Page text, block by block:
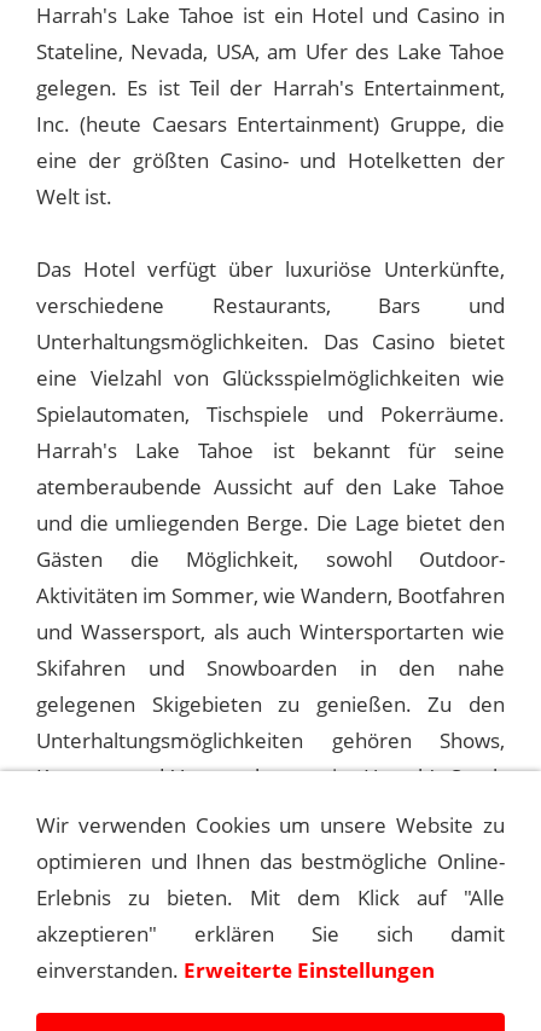
Harrah's Lake Tahoe ist ein Hotel und Casino in
Stateline, Nevada, USA, am Ufer des Lake Tahoe
gelegen. Es ist Teil der Harrah's Entertainment,
Inc. (heute Caesars Entertainment) Gruppe, die
eine der größten Casino- und Hotelketten der
Welt ist.
Das Hotel verfügt über luxuriöse Unterkünfte,
verschiedene Restaurants, Bars und
Unterhaltungsmöglichkeiten. Das Casino bietet
eine Vielzahl von Glücksspielmöglichkeiten wie
Spielautomaten, Tischspiele und Pokerräume.
Harrah's Lake Tahoe ist bekannt für seine
atemberaubende Aussicht auf den Lake Tahoe
und die umliegenden Berge. Die Lage bietet den
Gästen die Möglichkeit, sowohl Outdoor-
Aktivitäten im Sommer, wie Wandern, Bootfahren
und Wassersport, als auch Wintersportarten wie
Skifahren und Snowboarden in den nahe
gelegenen Skigebieten zu genießen. Zu den
Unterhaltungsmöglichkeiten gehören Shows,
Konzerte und Veranstaltungen im Harrah's South
Shore Room.
1975-01-10 LAKE TAHOE, HARRAH’S
1975-01-12 LAKE TAHOE, HARRAH’S
Wir verwenden Cookies um unsere Website zu
optimieren und Ihnen das bestmögliche Online-
Erlebnis zu bieten. Mit dem Klick auf "Alle
akzeptieren" erklären Sie sich damit
einverstanden. Erweiterte Einstellungen